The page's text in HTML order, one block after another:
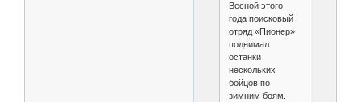
Весной этого
года поисковый
отряд «Пионер»
поднимал
останки
нескольких
бойцов по
зимним боям.